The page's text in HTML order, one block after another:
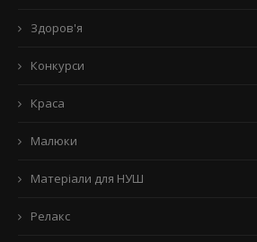
Здоров'я
Конкурси
Краса
Малюки
Матеріали для НУШ
Релакс